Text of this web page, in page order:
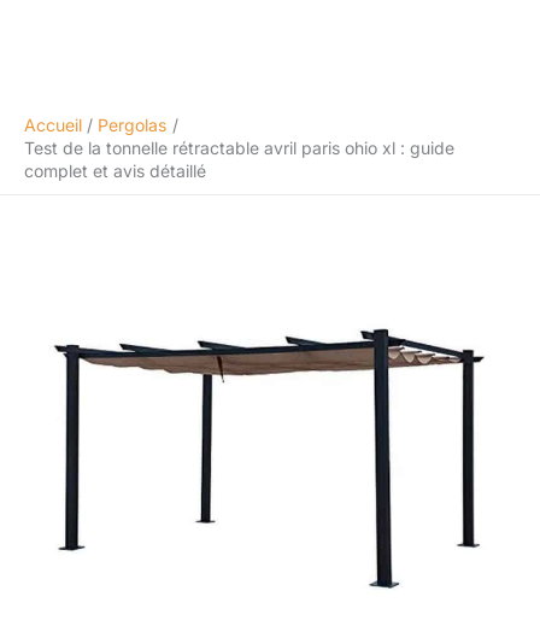
Accueil
Pergolas
Test de la tonnelle rétractable avril paris ohio xl : guide
complet et avis détaillé